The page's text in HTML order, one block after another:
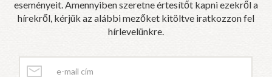
eseményeit. Amennyiben szeretne értesítőt kapni ezekről a
hírekről, kérjük az alábbi mezőket kitöltve iratkozzon fel
hírlevelünkre.